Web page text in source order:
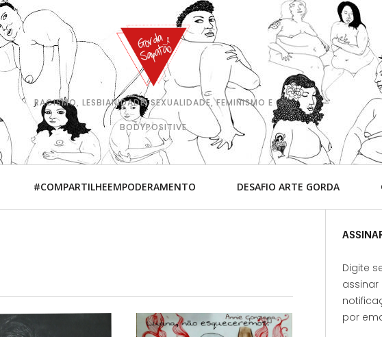
RACISMO, LESBIANIDADE, SEXUALIDADE, FEMINISMO E
BODYPOSITIVE
#COMPARTILHEEMPODERAMENTO DESAFIO ARTE GORDA
Digite
assinar
por